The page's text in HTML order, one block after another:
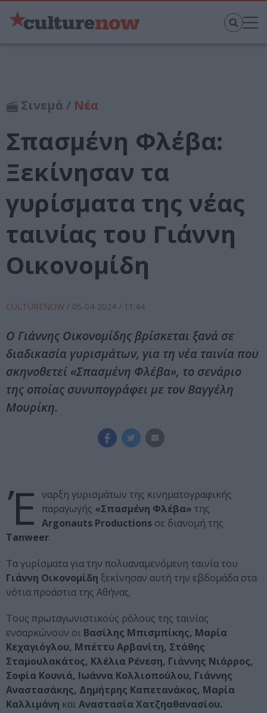
Σινεμά / Νέα
Σπασμένη Φλέβα:
Ξεκίνησαν τα
γυρίσματα της νέας
ταινίας του Γιάννη
Οικονομίδη
CULTURENOW / 05-04-2024 / 11:44
Ο Γιάννης Οικονομίδης βρίσκεται ξανά σε
διαδικασία γυρισμάτων, για τη νέα ταινία που
σκηνοθετεί «Σπασμένη Φλέβα», το σενάριο
της οποίας συνυπογράφει με τον Βαγγέλη
Μουρίκη.
Έ ναρξη γυρισμάτων της κινηματογραφικής
παραγωγής «Σπασμένη Φλέβα» της
Argonauts Productions σε διανομή της
Tanweer.
Τα γυρίσματα για την πολυαναμενόμενη ταινία του
Γιάννη Οικονομίδη ξεκίνησαν αυτή την εβδομάδα στα
νότια προάστια της Αθήνας.
Τους πρωταγωνιστικούς ρόλους της ταινίας
ενσαρκώνουν οι Βασίλης Μπισμπίκης, Μαρία
Κεχαγιόγλου, Μπέττυ Αρβανίτη, Στάθης
Σταμουλακάτος, Κλέλια Ρένεση, Γιάννης Νιάρρος,
Σοφία Κουνιά, Ιωάννα Κολλιοπούλου, Γιάννης
Αναστασάκης, Δημήτρης Καπετανάκος, Μαρία
Καλλιμάνη καιΑναστασία Χατζηαθανασίου.